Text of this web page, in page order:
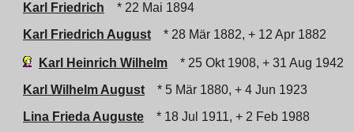
Karl Friedrich
* 22 Mai 1894
Karl Friedrich August
* 28 Mär 1882, + 12 Apr 1882
Karl Heinrich Wilhelm
* 25 Okt 1908, + 31 Aug 1942
Karl Wilhelm August
* 5 Mär 1880, + 4 Jun 1923
Lina Frieda Auguste
* 18 Jul 1911, + 2 Feb 1988